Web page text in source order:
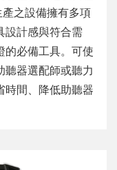
之設備擁有多項
設計感與符合需
的必備工具。可使
聽器選配師或聽力
時間、降低助聽器